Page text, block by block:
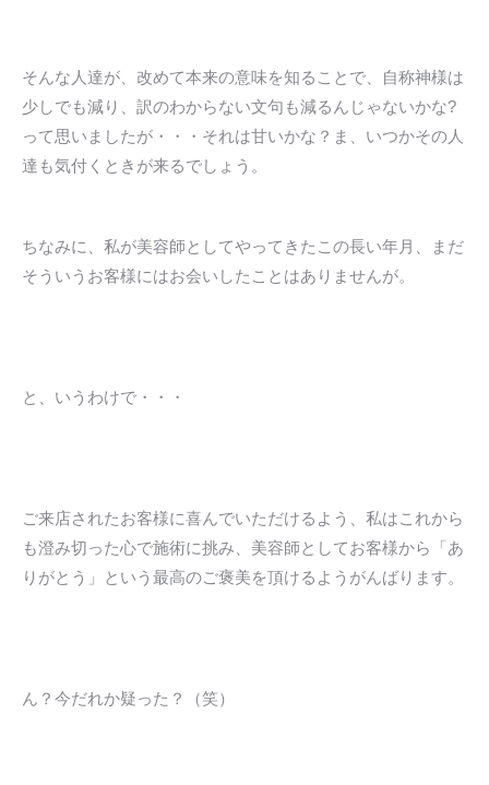
そんな人達が、改めて本来の意味を知ることで、自称神様は
少しでも減り、訳のわからない文句も減るんじゃないかな?
って思いましたが・・・それは甘いかな？ま、いつかその人
達も気付くときが来るでしょう。
ちなみに、私が美容師としてやってきたこの長い年月、まだ
そういうお客様にはお会いしたことはありませんが。
と、いうわけで・・・
ご来店されたお客様に喜んでいただけるよう、私はこれから
も澄み切った心で施術に挑み、美容師としてお客様から「あ
りがとう」という最高のご褒美を頂けるようがんばります。
ん？今だれか疑った？（笑）